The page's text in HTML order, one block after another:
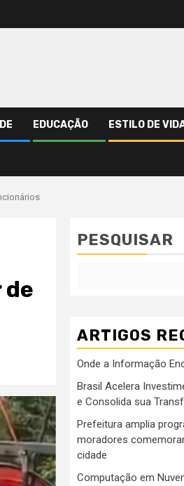
EDUCAÇÃO ESTILO DE
de
PESQUISAR
ARTIGOS
Onde a Informação
Brasil Acelera
e Consolida sua
Prefeitura amplia
moradores
cidade
Computação em